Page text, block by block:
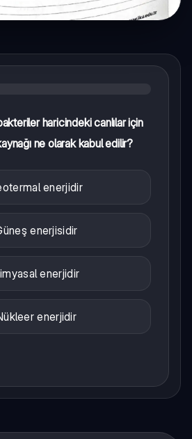
haricindeki canlılar için
ne olarak kabul edilir?
enerjidir
enerjisidir
enerjidir
enerjidir